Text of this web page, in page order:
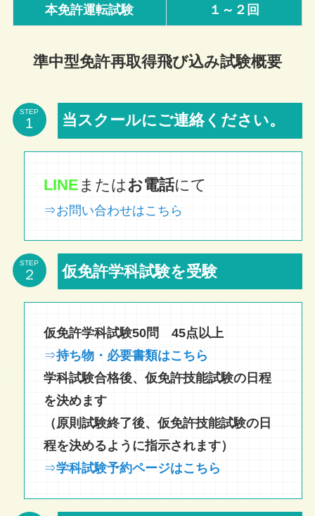
本免許運転試験 １～２回
準中型免許再取得飛び込み試験概要
STEP 当スクールにご連絡ください。
LINE またはお電話にて
⇒お問い合わせはこちら
STEP 仮免許学科試験を受験
仮免許学科試験50問 45点以上
⇒持ち物・必要書類はこちら
学科試験合格後、仮免許技能試験の日程
を決めます
（原則試験終了後、仮免許技能試験の日
程を決めるように指示されます）
⇒学科試験予約ページはこちら